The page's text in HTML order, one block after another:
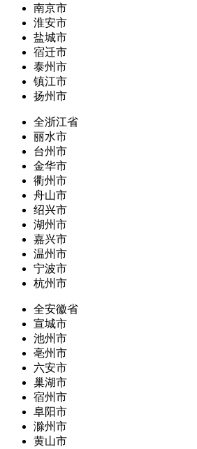
南京市
淮安市
盐城市
宿迁市
泰州市
镇江市
扬州市
全浙江省
丽水市
台州市
金华市
衢州市
舟山市
绍兴市
湖州市
嘉兴市
温州市
宁波市
杭州市
全安徽省
宣城市
池州市
亳州市
六安市
巢湖市
宿州市
阜阳市
滁州市
黄山市